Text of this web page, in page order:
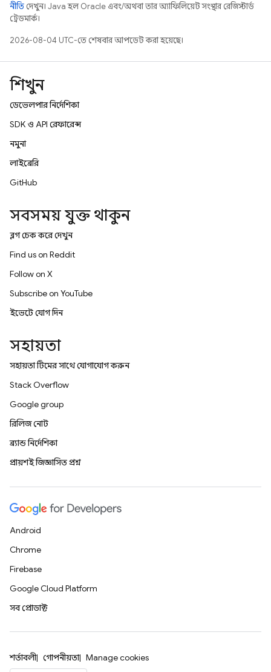
নীতি দেখুন। Java হল Oracle এবং/অথবা তার অ্যাফিলিয়েট সংস্থার রেজিস্টার্ড
ট্রেডমার্ক।
2026-08-04 UTC-তে শেষবার আপডেট করা হয়েছে।
শিখুন
ডেভেলপার নির্দেশিকা
SDK ও API রেফারেন্স
নমুনা
লাইব্রেরি
GitHub
সবসময় যুক্ত থাকুন
ব্লগ চেক করে দেখুন
Find us on Reddit
Follow on X
Subscribe on YouTube
ইভেন্টে যোগ দিন
সহায়তা
সহায়তা টিমের সাথে যোগাযোগ করুন
Stack Overflow
Google group
রিলিজ নোট
ব্র্যান্ড নির্দেশিকা
প্রায়শই জিজ্ঞাসিত প্রশ্ন
Android
Chrome
Firebase
Google Cloud Platform
সব প্রোডাক্ট
শর্তাবলী গোপনীয়তা Manage cookies